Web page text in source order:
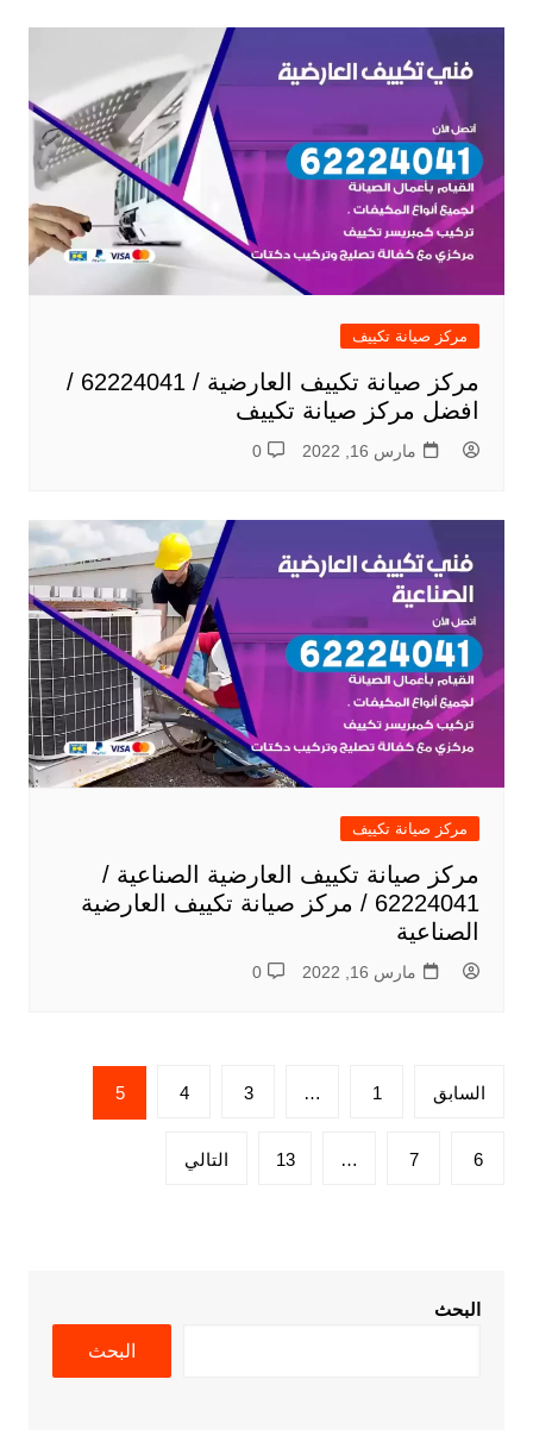
مركز صيانة تكييف
مركز صيانة تكييف العارضية / 62224041 /
افضل مركز صيانة تكييف
مارس 16, 2022 0
مركز صيانة تكييف
مركز صيانة تكييف العارضية الصناعية /
62224041 / مركز صيانة تكييف العارضية
الصناعية
مارس 16, 2022 0
تعدد
المقالات
السابق 1
…
3
4
5
6
7
…
13 التالي
البحث
البحث